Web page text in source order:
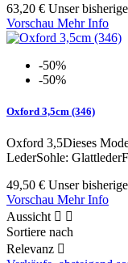
63,20 € Unser
Vorschau Mehr Info
-50%
-50%
Oxford 3,5cm (346)
Oxford 3,5Dieses
LederSohle:
49,50 € Unser
Vorschau Mehr Info
Aussicht  
Sortiere nach
Relevanz 